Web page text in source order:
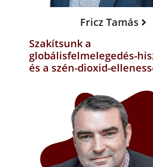
Fricz Tamás
Szakítsunk a
globálisfelmelegedés-
és a szén-dioxid-